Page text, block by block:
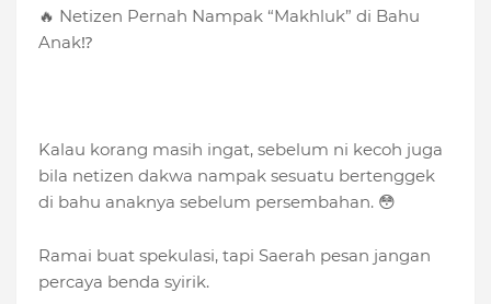
🔥 Netizen Pernah Nampak “Makhluk” di Bahu
Anak⁉️
Kalau korang masih ingat, sebelum ni kecoh juga
bila netizen dakwa nampak sesuatu bertenggek
di bahu anaknya sebelum persembahan. 😳
Ramai buat spekulasi, tapi Saerah pesan jangan
percaya benda syirik.